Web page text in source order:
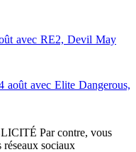
avec RE2, Devil May
août avec Elite Dangerous,
Par contre, vous
réseaux sociaux